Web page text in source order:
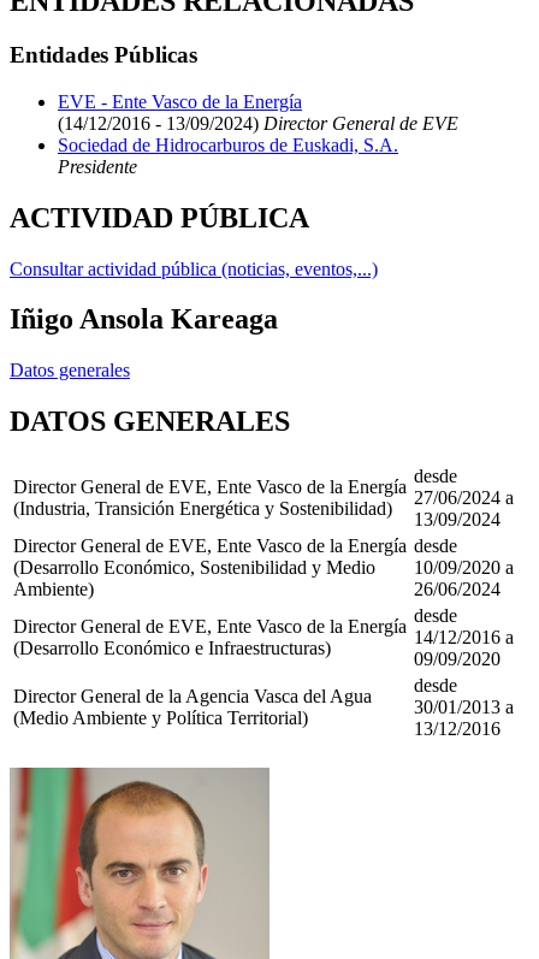
Entidades Públicas
EVE - Ente Vasco de la Energía
(14/12/2016 - 13/09/2024) Director General de EVE
Sociedad de Hidrocarburos de Euskadi, S.A.
Presidente
ACTIVIDAD PÚBLICA
Consultar actividad pública (noticias, eventos,...)
Iñigo Ansola Kareaga
Datos generales
DATOS GENERALES
Director General de EVE, Ente Vasco de la Energía
(Industria, Transición Energética y Sostenibilidad)
desde
27/06/2024 a
13/09/2024
Director General de EVE, Ente Vasco de la Energía
(Desarrollo Económico, Sostenibilidad y Medio
Ambiente)
desde
10/09/2020 a
26/06/2024
Director General de EVE, Ente Vasco de la Energía
(Desarrollo Económico e Infraestructuras)
desde
14/12/2016 a
09/09/2020
Director General de la Agencia Vasca del Agua
(Medio Ambiente y Política Territorial)
desde
30/01/2013 a
13/12/2016